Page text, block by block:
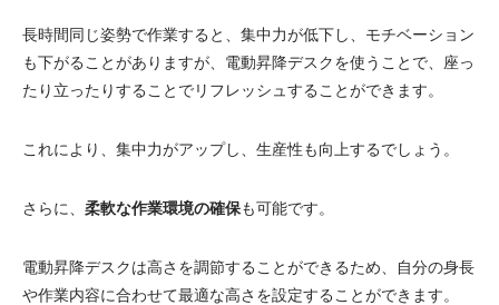
長時間同じ姿勢で作業すると、集中力が低下し、モチベーション
も下がることがありますが、電動昇降デスクを使うことで、座っ
たり立ったりすることでリフレッシュすることができます。
これにより、集中力がアップし、生産性も向上するでしょう。
さらに、 柔軟な作業環境の確保も可能です。
電動昇降デスクは高さを調節することができるため、自分の身長
や作業内容に合わせて最適な高さを設定することができます。